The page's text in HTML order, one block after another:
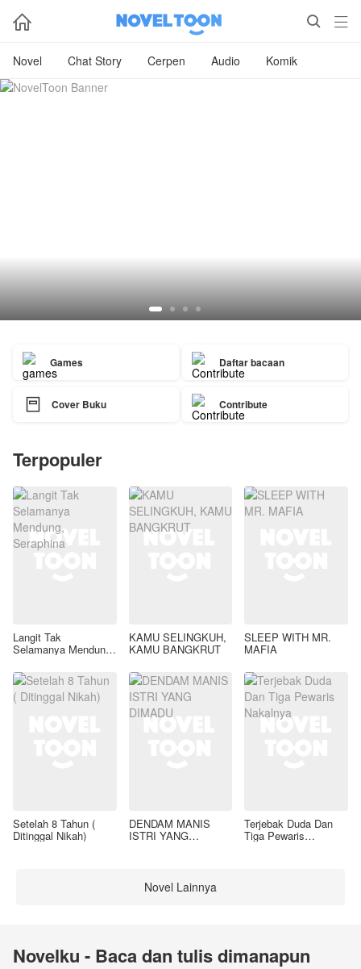
  
Novel Chat Story Cerpen Audio Komik
Games Daftar bacaan
 Cover Buku Contribute
Terpopuler
Langit Tak
Selamanya Mendung,
KAMU SELINGKUH,
KAMU BANGKRUT
SLEEP WITH MR.
MAFIA
Setelah 8 Tahun (
Ditinggal Nikah)
DENDAM MANIS
ISTRI YANG
Terjebak Duda Dan
Tiga Pewaris
Novel Lainnya
Novelku - Baca dan tulis dimanapun